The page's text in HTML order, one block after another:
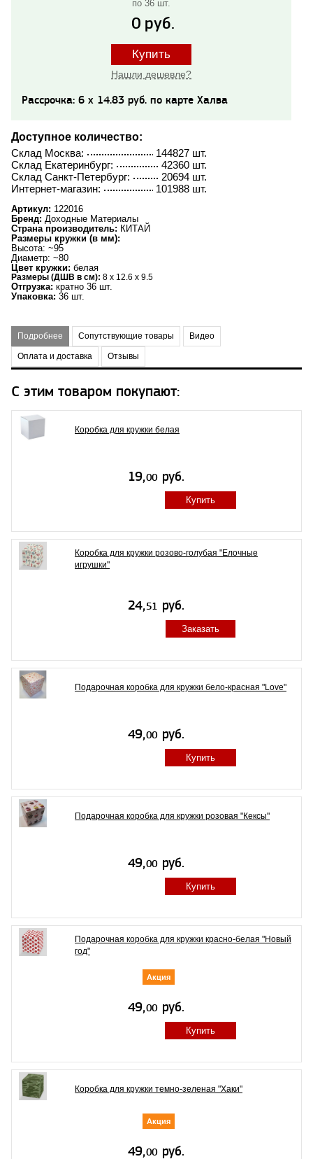
по 36 шт.
0 руб.
Купить
Нашли дешевле?
Рассрочка: 6 x 14.83 руб. по карте Халва
Доступное количество:
144827 шт.
Склад Москва:
42360 шт.
Склад Екатеринбург:
20694 шт.
Склад Санкт-Петербург:
101988 шт.
Интернет-магазин:
Артикул: 122016
Бренд: Доходные Материалы
Страна производитель: КИТАЙ
Размеры кружки (в мм):
Высота: ~95
Диаметр: ~80
Цвет кружки: белая
Размеры (ДШВ в см): 8 x 12.6 x 9.5
Отгрузка: кратно 36 шт.
Упаковка: 36 шт.
Подробнее Сопутствующие товары Видео
Оплата и доставка Отзывы
С этим товаром покупают:
Коробка для кружки белая
Купить
Коробка для кружки розово-голубая "Елочные
игрушки"
Заказать
Подарочная коробка для кружки бело-красная "Love"
Купить
Подарочная коробка для кружки розовая "Кексы"
Купить
Подарочная коробка для кружки красно-белая "Новый
год"
Акция
Купить
Коробка для кружки темно-зеленая "Хаки"
Акция